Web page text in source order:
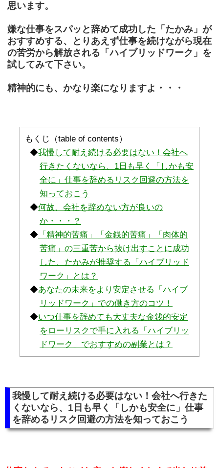
思います。
嫌な仕事をスパッと辞めて成功した「たかみ」が
おすすめする、とりあえず仕事を続けながら現在
の苦労から解放される「ハイブリッドワーク」を
試してみて下さい。
精神的にも、かなり楽になりますよ・・・
もくじ（table of contents）
我慢して耐え続ける必要はない！会社へ
行きたくないなら、1日も早く「しかも安
全に」仕事を辞めるリスク回避の方法を
知っておこう
何故、会社を辞めない方が良いの
か・・・？
「精神的苦痛」「金銭的苦痛」「肉体的
苦痛」の三重苦から抜け出すことに成功
した、たかみが推奨する「ハイブリッド
ワーク」とは？
あなたの未来をより安定させる「ハイブ
リッドワーク」での働き方のコツ！
いつ仕事を辞めても大丈夫な金銭的安定
をローリスクで手に入れる「ハイブリッ
ドワーク」でおすすめの副業とは？
我慢して耐え続ける必要はない！会社へ行きた
くないなら、1日も早く「しかも安全に」仕事
を辞めるリスク回避の方法を知っておこう